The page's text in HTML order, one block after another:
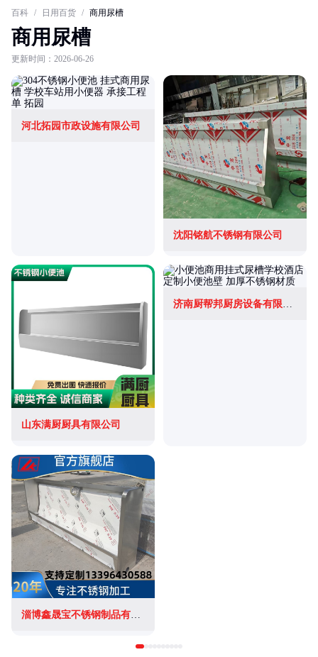
百科 / 日用百货 / 商用尿槽
商用尿槽
更新时间：2026-06-26
河北拓园市政设施有限公司
沈阳铭航不锈钢有限公司
山东满厨厨具有限公司
济南厨帮邦厨房设备有限公司